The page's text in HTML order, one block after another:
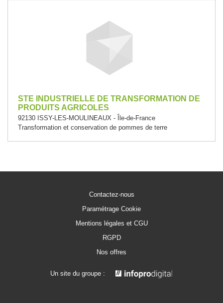
STE INDUSTRIELLE DE TRANSFORMATION DE
PRODUITS AGRICOLES
92130 ISSY-LES-MOULINEAUX - Île-de-France
Transformation et conservation de pommes de terre
Contactez-nous
Paramétrage Cookie
Mentions légales et CGU
RGPD
Nos offres
Un site du groupe :